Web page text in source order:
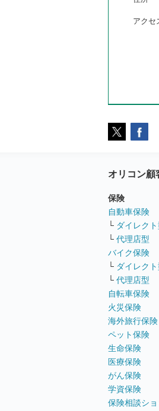
オリコン顧
保険
自動車保険
└ ダイレク
└ 代理店型
バイク保険
└ ダイレク
└ 代理店型
自転車保険
火災保険
海外旅行保険
ペット保険
生命保険
医療保険
がん保険
学資保険
保険相談シ